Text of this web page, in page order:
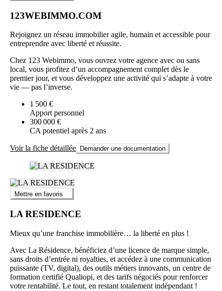
123WEBIMMO.COM
Rejoignez un réseau immobilier agile, humain et accessible pour
entreprendre avec liberté et réussite.
Chez 123 Webimmo, vous ouvrez votre agence avec ou sans
local, vous profitez d’un accompagnement complet dès le
premier jour, et vous développez une activité qui s’adapte à votre
vie — pas l’inverse.
1 500 €
Apport personnel
300 000 €
CA potentiel après 2 ans
Voir la fiche détaillée Demander une documentation
Mettre en favoris
LA RESIDENCE
Mieux qu’une franchise immobilière… la liberté en plus !
Avec La Résidence, bénéficiez d’une licence de marque simple,
sans droits d’entrée ni royalties, et accédez à une communication
puissante (TV, digital), des outils métiers innovants, un centre de
formation certifié Qualiopi, et des tarifs négociés pour renforcer
votre rentabilité. Le tout, en restant totalement indépendant !